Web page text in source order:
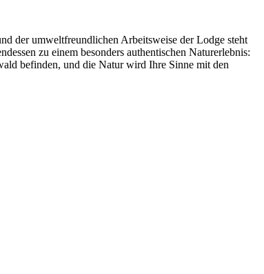
der umweltfreundlichen Arbeitsweise der Lodge steht
zu einem besonders authentischen Naturerlebnis:
befinden, und die Natur wird Ihre Sinne mit den